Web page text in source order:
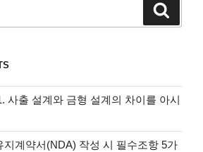
사출 설계와 금형 설계의 차이를 아시
지계약서(NDA) 작성 시 필수조항 5가